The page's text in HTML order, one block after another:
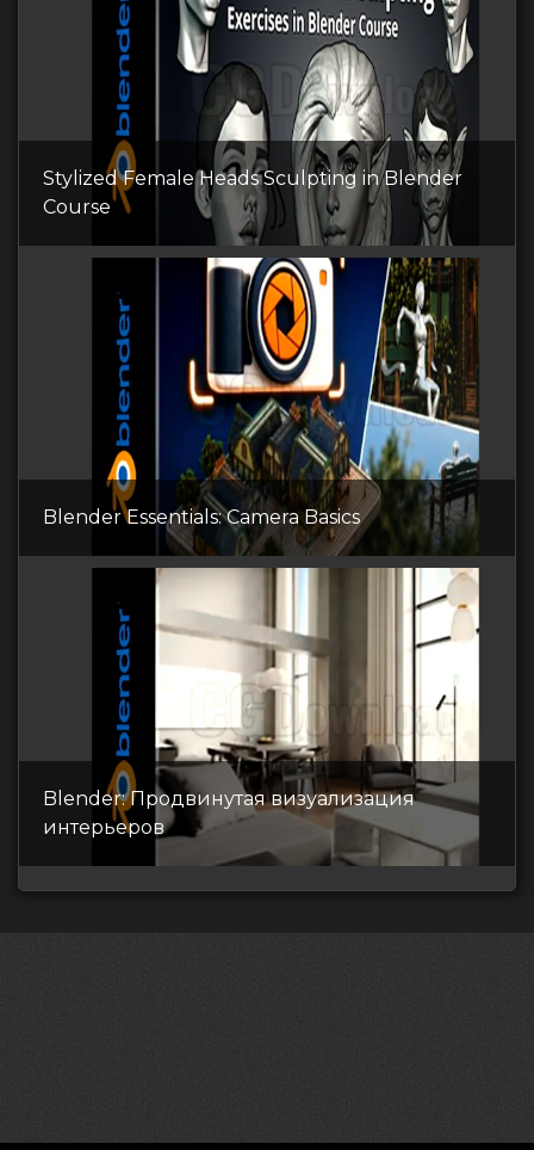
Stylized Female Heads Sculpting in Blender
Course
Blender Essentials: Camera Basics
Blender: Продвинутая визуализация
интерьеров